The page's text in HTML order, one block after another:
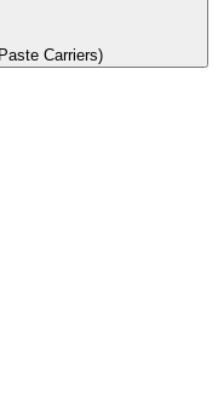
Carriers)